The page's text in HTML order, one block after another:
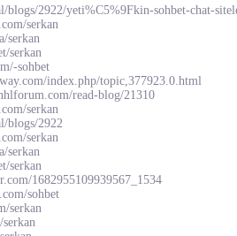
blogs/2922/yeti%C5%9Fkin-sohbet-chat-
serkan
serkan
serkan
sohbet
index.php/topic,377923.0.html
read-blog/21310
serkan
blogs/2922
serkan
serkan
serkan
1682955109939567_1534
sohbet
serkan